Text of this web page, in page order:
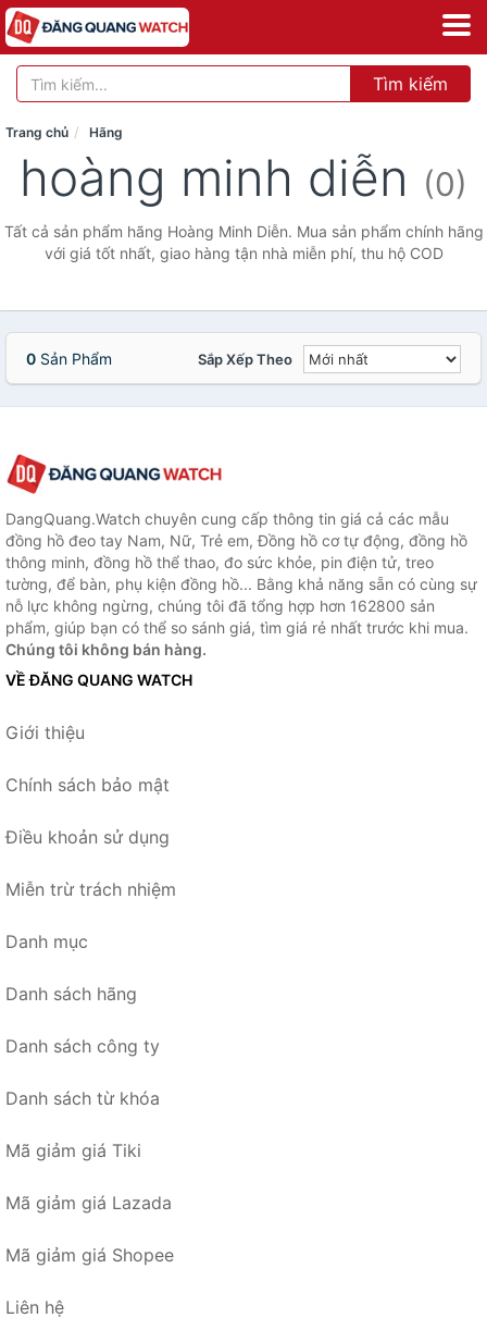
Tìm kiếm
Trang chủ Hãng
hoàng minh diễn (0)
Tất cả sản phẩm hãng Hoàng Minh Diễn. Mua sản phẩm chính hãng
với giá tốt nhất, giao hàng tận nhà miễn phí, thu hộ COD
0 Sản Phẩm Sắp Xếp Theo
DangQuang.Watch chuyên cung cấp thông tin giá cả các mẫu
đồng hồ đeo tay Nam, Nữ, Trẻ em, Đồng hồ cơ tự động, đồng hồ
thông minh, đồng hồ thể thao, đo sức khỏe, pin điện tử, treo
tường, để bàn, phụ kiện đồng hồ... Bằng khả năng sẵn có cùng sự
nỗ lực không ngừng, chúng tôi đã tổng hợp hơn 162800 sản
phẩm, giúp bạn có thể so sánh giá, tìm giá rẻ nhất trước khi mua.
Chúng tôi không bán hàng.
VỀ ĐĂNG QUANG WATCH
Giới thiệu
Chính sách bảo mật
Điều khoản sử dụng
Miễn trừ trách nhiệm
Danh mục
Danh sách hãng
Danh sách công ty
Danh sách từ khóa
Mã giảm giá Tiki
Mã giảm giá Lazada
Mã giảm giá Shopee
Liên hệ